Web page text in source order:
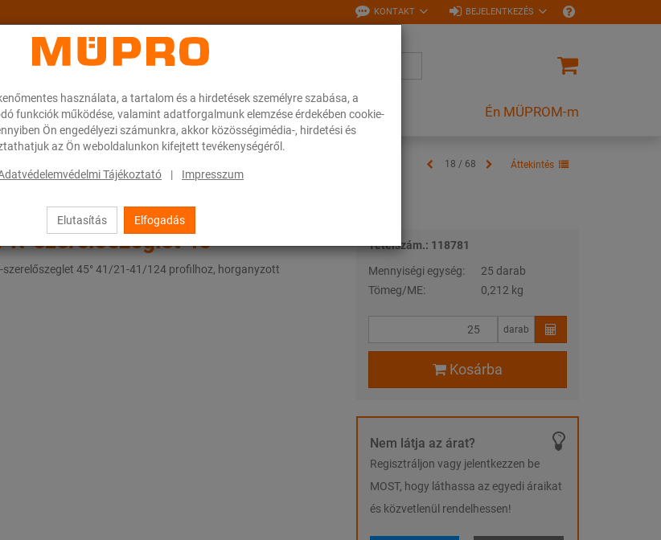
használata, a tartalom és a hirdetések személyre szabása, a
funkciók működése, valamint adatforgalmunk elemzése érdekében cookie-
Ön engedélyezi számunkra, akkor közösségimédia-, hirdetési és
az Ön weboldalunkon kifejtett tevékenységéről.
Tájékoztató | Impresszum
Elutasítás Elfogadás
KONTAKT BEJELENTKEZÉS
ról Karrier Downloads Én MÜPROM-m
18 / 68 Áttekintés
szerelőszeglet 45°
szerelőszeglet 45° 41/21-41/124 profilhoz, horganyzott
Tételszám.: 118781
Mennyiségi egység:
25 darab
Tömeg/ME:
0,212 kg
darab
Kosárba
Nem látja az árat?
Regisztráljon vagy jelentkezzen be
MOST, hogy láthassa az egyedi áraikat
és közvetlenül rendelhessen!